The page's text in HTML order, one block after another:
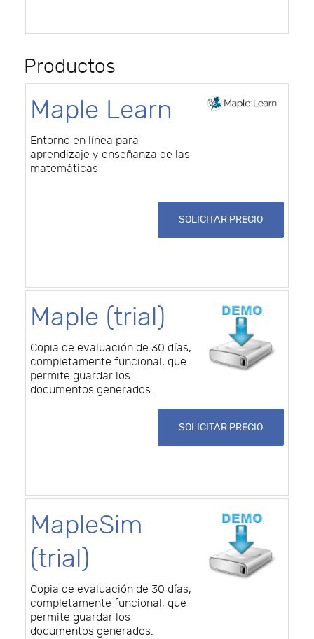
Productos
Maple Learn
Entorno en línea para
aprendizaje y enseñanza de las
matemáticas
SOLICITAR PRECIO
Maple (trial)
Copia de evaluación de 30 días,
completamente funcional, que
permite guardar los
documentos generados.
SOLICITAR PRECIO
MapleSim
(trial)
Copia de evaluación de 30 días,
completamente funcional, que
permite guardar los
documentos generados.